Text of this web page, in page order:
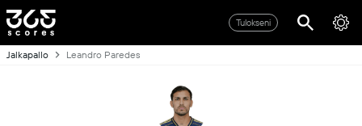
Tulokseni
Jalkapallo Leandro Paredes